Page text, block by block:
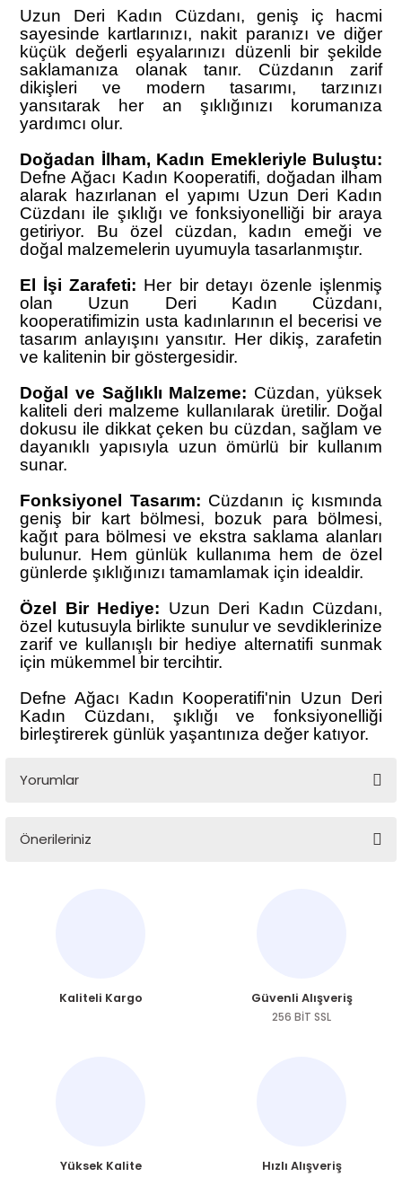
Uzun Deri Kadın Cüzdanı, geniş iç hacmi
sayesinde kartlarınızı, nakit paranızı ve diğer
küçük değerli eşyalarınızı düzenli bir şekilde
saklamanıza olanak tanır. Cüzdanın zarif
dikişleri ve modern tasarımı, tarzınızı
yansıtarak her an şıklığınızı korumanıza
yardımcı olur.
Doğadan İlham, Kadın Emekleriyle Buluştu:
Defne Ağacı Kadın Kooperatifi, doğadan ilham
alarak hazırlanan el yapımı Uzun Deri Kadın
Cüzdanı ile şıklığı ve fonksiyonelliği bir araya
getiriyor. Bu özel cüzdan, kadın emeği ve
doğal malzemelerin uyumuyla tasarlanmıştır.
El İşi Zarafeti: Her bir detayı özenle işlenmiş
olan Uzun Deri Kadın Cüzdanı,
kooperatifimizin usta kadınlarının el becerisi ve
tasarım anlayışını yansıtır. Her dikiş, zarafetin
ve kalitenin bir göstergesidir.
Doğal ve Sağlıklı Malzeme: Cüzdan, yüksek
kaliteli deri malzeme kullanılarak üretilir. Doğal
dokusu ile dikkat çeken bu cüzdan, sağlam ve
dayanıklı yapısıyla uzun ömürlü bir kullanım
sunar.
Fonksiyonel Tasarım: Cüzdanın iç kısmında
geniş bir kart bölmesi, bozuk para bölmesi,
kağıt para bölmesi ve ekstra saklama alanları
bulunur. Hem günlük kullanıma hem de özel
günlerde şıklığınızı tamamlamak için idealdir.
Özel Bir Hediye: Uzun Deri Kadın Cüzdanı,
özel kutusuyla birlikte sunulur ve sevdiklerinize
zarif ve kullanışlı bir hediye alternatifi sunmak
için mükemmel bir tercihtir.
Defne Ağacı Kadın Kooperatifi'nin Uzun Deri
Kadın Cüzdanı, şıklığı ve fonksiyonelliği
birleştirerek günlük yaşantınıza değer katıyor.
Yorumlar
Önerileriniz
Ürün açıklamasında eksik bilgiler bulunuyor.
Kaliteli Kargo Güvenli Alışveriş
256 BİT SSL
Yüksek Kalite Hızlı Alışveriş